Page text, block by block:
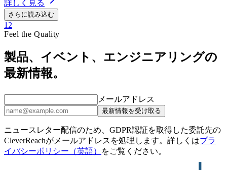
詳しく見る
さらに読み込む
12
Feel the Quality
製品、イベント、エンジニアリングの
最新情報。
メールアドレス
最新情報を受け取る
ニュースレター配信のため、GDPR認証を取得した委託先の
CleverReachがメールアドレスを処理します。詳しくはプラ
イバシーポリシー（英語）
をご覧ください。